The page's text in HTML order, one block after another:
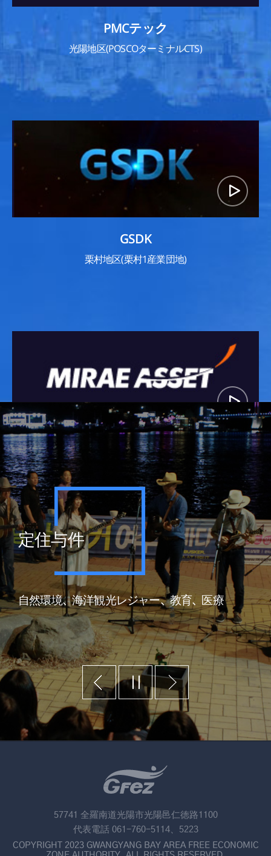
PMCテック
光陽地区(POSCOターミナルCTS)
GSDK
栗村地区(栗村1産業団地)
ミレエセット
莖島地区
定住与件
自然環境、海洋観光レジャー、教育、医療
57741 全羅南道光陽市光陽邑仁徳路1100
代表電話 061-760-5114、5223
COPYRIGHT 2023 GWANGYANG BAY AREA FREE ECONOMIC